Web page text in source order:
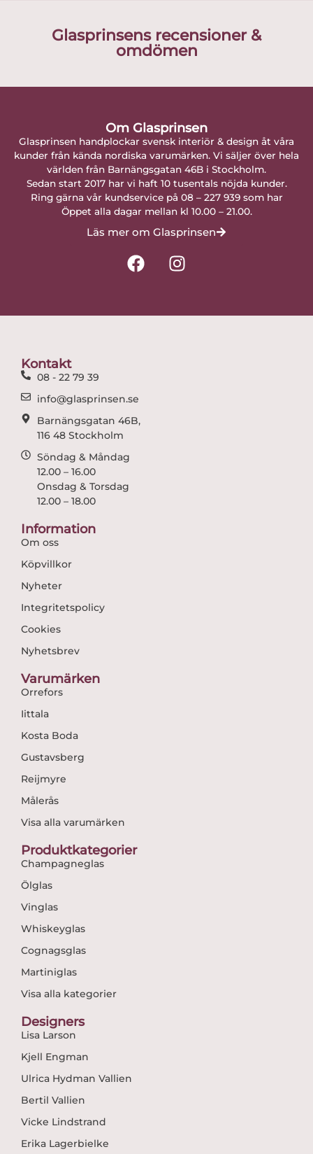
Glasprinsens recensioner &
omdömen
Om Glasprinsen
Glasprinsen handplockar svensk interiör & design åt våra
kunder från kända nordiska varumärken. Vi säljer över hela
världen från Barnängsgatan 46B i Stockholm.
Sedan start 2017 har vi haft 10 tusentals nöjda kunder.
Ring gärna vår kundservice på 08 – 227 939 som har
Öppet alla dagar mellan kl 10.00 – 21.00.
Läs mer om Glasprinsen
F
a
I
n
Kontakt
08 - 22 79 39
info@glasprinsen.se
Barnängsgatan 46B,
116 48 Stockholm
Söndag & Måndag
12.00 – 16.00
Onsdag & Torsdag
12.00 – 18.00
Information
Om oss
Köpvillkor
Nyheter
Integritetspolicy
Cookies
Nyhetsbrev
Varumärken
Orrefors
Iittala
Kosta Boda
Gustavsberg
Reijmyre
Målerås
Visa alla varumärken
Produktkategorier
Champagneglas
Ölglas
Vinglas
Whiskeyglas
Cognagsglas
Martiniglas
Visa alla kategorier
Designers
Lisa Larson
Kjell Engman
Ulrica Hydman Vallien
Bertil Vallien
Vicke Lindstrand
Erika Lagerbielke